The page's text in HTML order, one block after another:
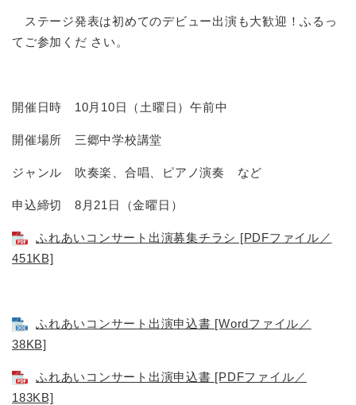
ステージ発表は初めてのデビュー出演も大歓迎！ふるっ
てご参加くだ さい。
開催日時 10月10日（土曜日）午前中
開催場所 三郷中学校講堂
ジャンル 吹奏楽、合唱、ピアノ演奏 など
申込締切 8月21日（金曜日）
ふれあいコンサート出演募集チラシ [PDFファイル／
451KB]
ふれあいコンサート出演申込書 [Wordファイル／
38KB]
ふれあいコンサート出演申込書 [PDFファイル／
183KB]